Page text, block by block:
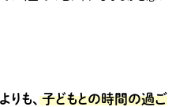
も、 ⼦どもとの時間の過ご